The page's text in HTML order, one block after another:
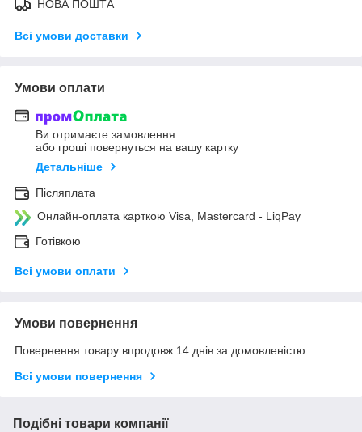
НОВА ПОШТА
Всі умови доставки
Умови оплати
Ви отримаєте замовлення
або гроші повернуться на вашу картку
Детальніше
Післяплата
Онлайн-оплата карткою Visa, Mastercard - LiqPay
Готівкою
Всі умови оплати
Умови повернення
Повернення товару впродовж 14 днів за домовленістю
Всі умови повернення
Подібні товари компанії